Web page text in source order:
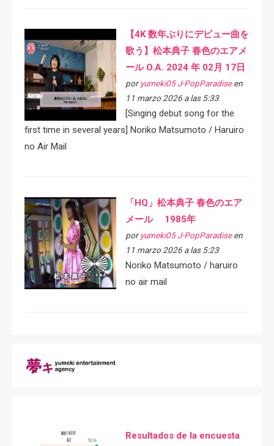
【4K 数年ぶりにデビュー曲を
歌う】松本典子 春色のエアメ
ール O.A. 2024 年 02月 17日
por yumeki05 J-PopParadiseen
11 marzo 2026 a las 5:33
[Singing debut song for the
first time in several years] Noriko Matsumoto / Haruiro
no Air Mail
「HQ」松本典子 春色のエア
メール 1985年
por yumeki05 J-PopParadiseen
11 marzo 2026 a las 5:23
Noriko Matsumoto / haruiro
no air mail
Resultados de la encuesta